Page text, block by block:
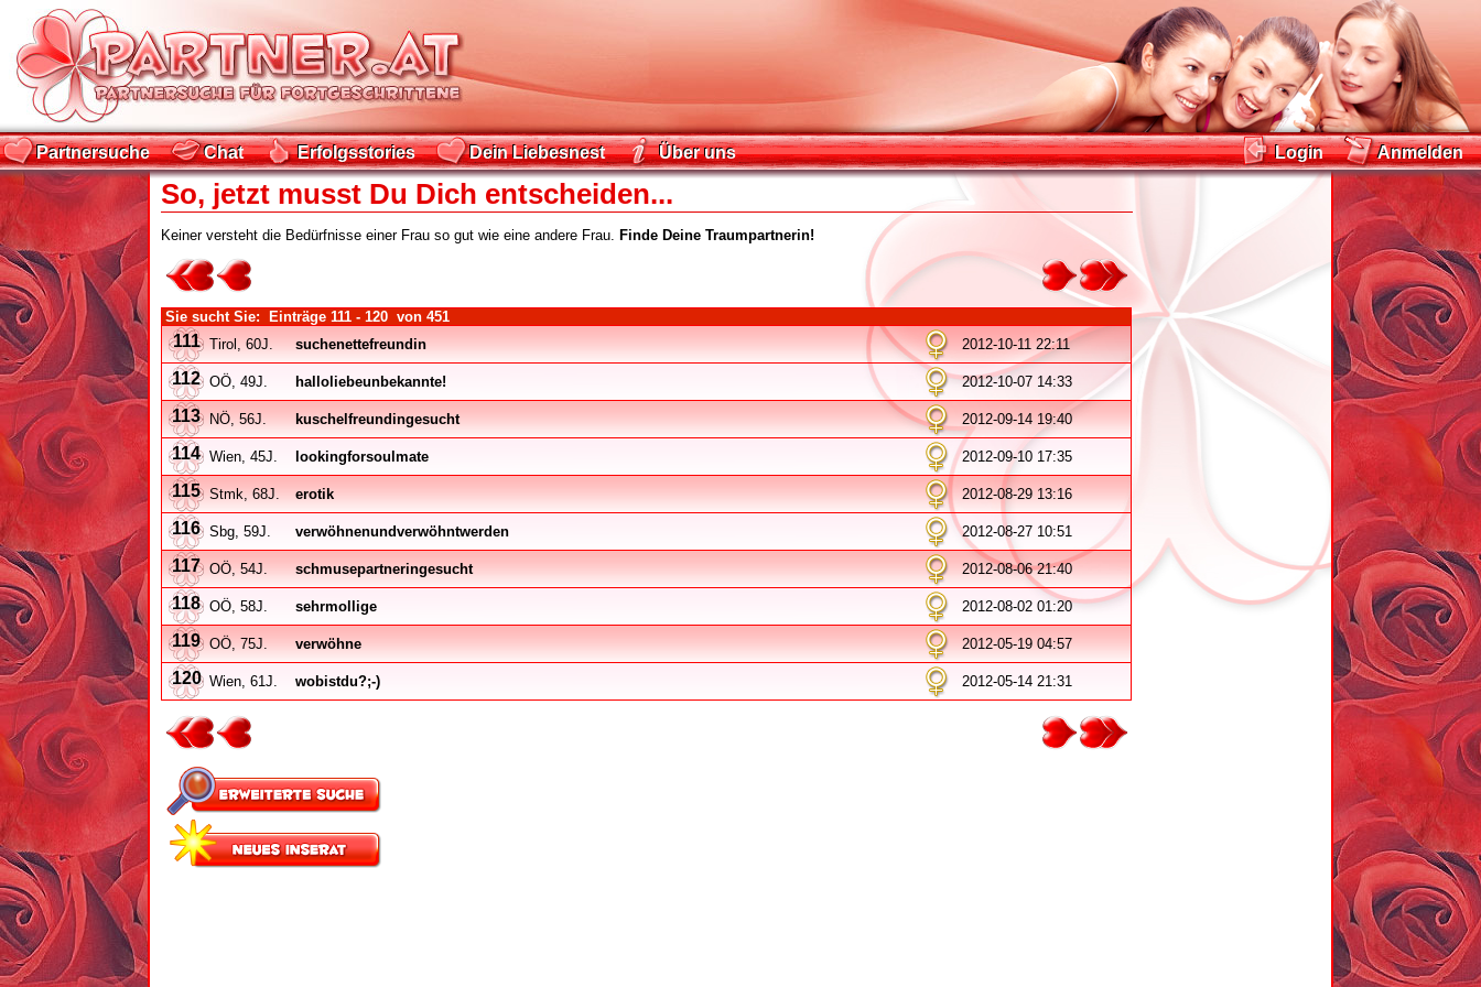
Partnersuche
Partnersuche Chat
Chat Erfolgsstories
Erfolgsstories Dein Liebesnest
Dein Liebesnest Über uns
Über uns Anmelden
Anmelden
Login
Login
So, jetzt musst Du Dich entscheiden...
Keiner versteht die Bedürfnisse einer Frau so gut wie eine andere Frau. Finde Deine Traumpartnerin!
Sie sucht Sie: Einträge 111 - 120von 451
111 Tirol, 60J. suchenettefreundin 2012-10-11 22:11
112 OÖ, 49J. halloliebeunbekannte! 2012-10-07 14:33
113 NÖ, 56J. kuschelfreundingesucht 2012-09-14 19:40
114 Wien, 45J. lookingforsoulmate 2012-09-10 17:35
115 Stmk, 68J. erotik 2012-08-29 13:16
116 Sbg, 59J. verwöhnenundverwöhntwerden 2012-08-27 10:51
117 OÖ, 54J. schmusepartneringesucht 2012-08-06 21:40
118 OÖ, 58J. sehrmollige 2012-08-02 01:20
119 OÖ, 75J. verwöhne 2012-05-19 04:57
120 Wien, 61J. wobistdu?;-) 2012-05-14 21:31